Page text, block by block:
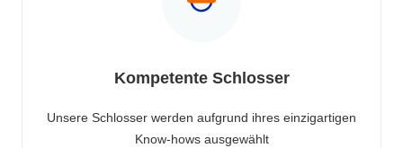
Kompetente Schlosser
Unsere Schlosser werden aufgrund ihres einzigartigen
Know-hows ausgewählt